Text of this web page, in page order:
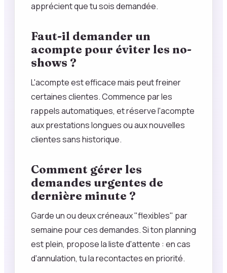
apprécient que tu sois demandée.
Faut-il demander un
acompte pour éviter les no-
shows ?
L'acompte est efficace mais peut freiner
certaines clientes. Commence par les
rappels automatiques, et réserve l'acompte
aux prestations longues ou aux nouvelles
clientes sans historique.
Comment gérer les
demandes urgentes de
dernière minute ?
Garde un ou deux créneaux "flexibles" par
semaine pour ces demandes. Si ton planning
est plein, propose la liste d'attente : en cas
d'annulation, tu la recontactes en priorité.